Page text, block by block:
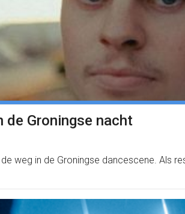
de Groningse nacht
weg in de Groningse dancescene. Als